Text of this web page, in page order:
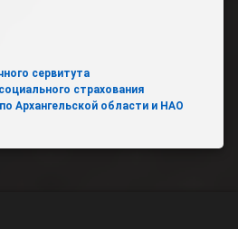
сервитута
страхования
Архангельской области и НАО